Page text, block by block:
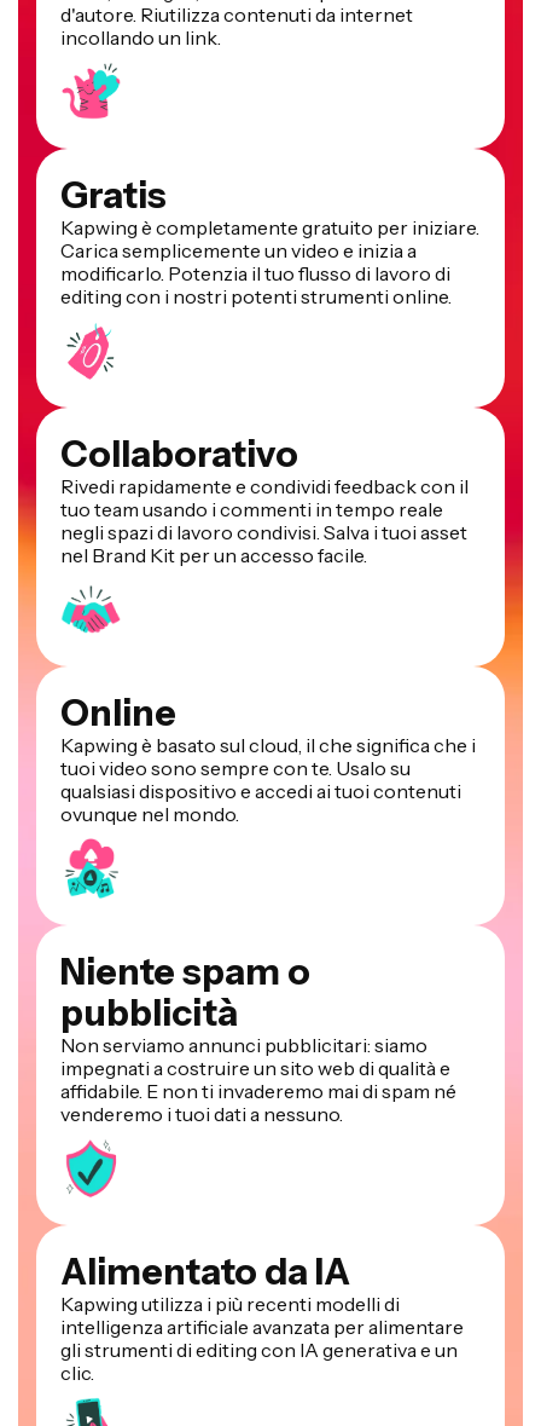
d'autore. Riutilizza contenuti da internet
incollando un link.
Gratis
Kapwing è completamente gratuito per iniziare.
Carica semplicemente un video e inizia a
modificarlo. Potenzia il tuo flusso di lavoro di
editing con i nostri potenti strumenti online.
Collaborativo
Rivedi rapidamente e condividi feedback con il
tuo team usando i commenti in tempo reale
negli spazi di lavoro condivisi. Salva i tuoi asset
nel Brand Kit per un accesso facile.
Online
Kapwing è basato sul cloud, il che significa che i
tuoi video sono sempre con te. Usalo su
qualsiasi dispositivo e accedi ai tuoi contenuti
ovunque nel mondo.
Niente spam o
pubblicità
Non serviamo annunci pubblicitari: siamo
impegnati a costruire un sito web di qualità e
affidabile. E non ti invaderemo mai di spam né
venderemo i tuoi dati a nessuno.
Alimentato da IA
Kapwing utilizza i più recenti modelli di
intelligenza artificiale avanzata per alimentare
gli strumenti di editing con IA generativa e un
clic.